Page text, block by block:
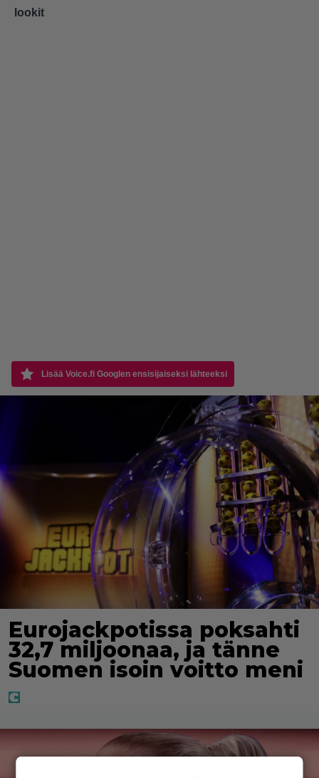
lookit
Lisää Voice.fi Googlen ensisijaiseksi lähteeksi
Eurojackpotissa poksahti
32,7 miljoonaa, ja tänne
Suomen isoin voitto meni